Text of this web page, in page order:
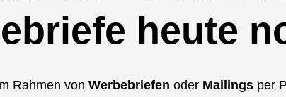
heute
Rahmen von Werbebriefen oder Mailings per